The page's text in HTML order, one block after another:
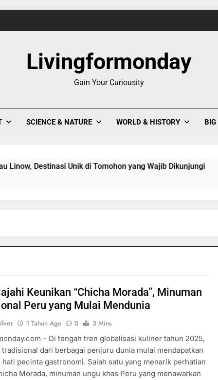
Evolusi Seni Pixel,
Keajaiban Warna-Warni Danau Linow, Destinasi
Livingformonday
Gain Your Curiousity
SCIENCE & NATURE WORLD & HISTORY BIG
Destinasi Unik di Tomohon yang Wajib Dikunjungi
Keunikan “Chicha Morada”, Minuman
Peru yang Mulai Mendunia
1 Tahun Ago 0
3 Mins
– Di tengah tren globalisasi kuliner tahun 2025,
tradisional dari berbagai penjuru dunia mulai mendapatkan
hati pecinta gastronomi. Salah satu yang menarik perhatian
Morada, minuman ungu khas Peru yang menawarkan